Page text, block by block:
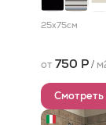
25x75см
от 750 Р/